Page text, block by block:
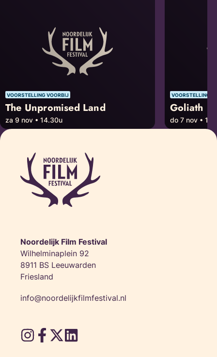
VOORSTELLING VOORBIJ
The Unpromised Land
za 9 nov • 14.30u
VOORSTELLING
Goliath
do 7 nov •
Noordelijk Film Festival
Wilhelminaplein 92
8911 BS Leeuwarden
Friesland
info@noordelijkfilmfestival.nl